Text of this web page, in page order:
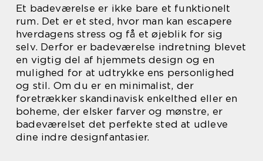
Et badeværelse er ikke bare et funktionelt
rum. Det er et sted, hvor man kan escapere
hverdagens stress og få et øjeblik for sig
selv. Derfor er badeværelse indretning blevet
en vigtig del af hjemmets design og en
mulighed for at udtrykke ens personlighed
og stil. Om du er en minimalist, der
foretrækker skandinavisk enkelthed eller en
boheme, der elsker farver og mønstre, er
badeværelset det perfekte sted at udleve
dine indre designfantasier.